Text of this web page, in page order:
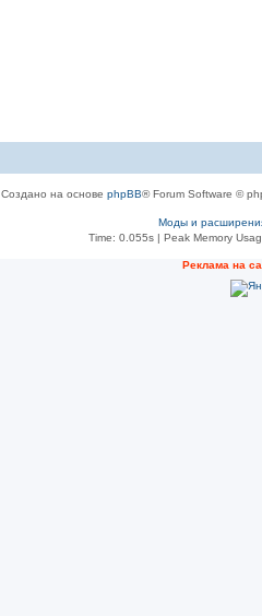
Создано на основе phpBB® Forum Software ©
Моды и
Time: 0.055s| Peak Memory
Рeклама на